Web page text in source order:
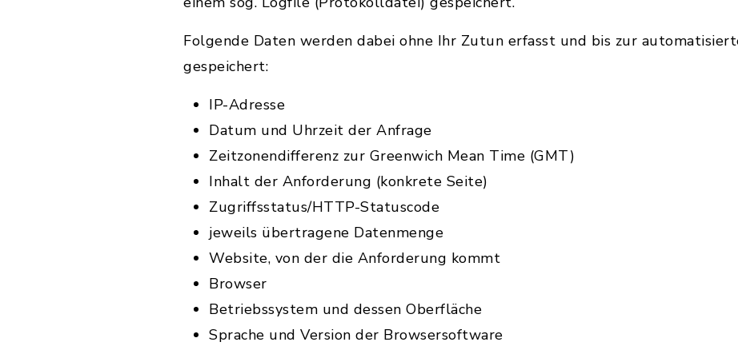
Folgende Daten werden dabei ohne Ihr Zutun erfasst und bis zur
gespeichert:
IP-Adresse
Datum und Uhrzeit der Anfrage
Zeitzonendifferenz zur Greenwich Mean Time (GMT)
Inhalt der Anforderung (konkrete Seite)
Zugriffsstatus/HTTP-Statuscode
jeweils übertragene Datenmenge
Website, von der die Anforderung kommt
Browser
Betriebssystem und dessen Oberfläche
Sprache und Version der Browsersoftware